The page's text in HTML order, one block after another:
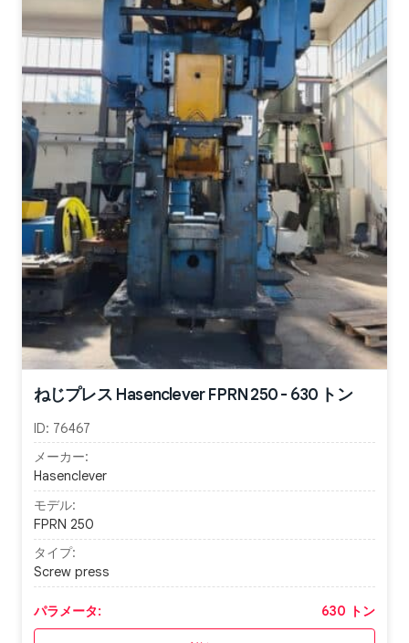
ねじプレス Hasenclever FPRN 250 - 630 トン
ID: 76467
メーカー:
Hasenclever
モデル:
FPRN 250
タイプ:
Screw press
パラメータ: 630 トン